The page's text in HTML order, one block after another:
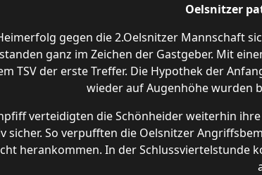
Oelsnitzer
gegen die 2.Oelsnitzer Mannschaft
ganz im Zeichen der Gastgeber. Mit
TSV der erste Treffer. Die Hypothek der
wieder auf Augenhöhe wurden
verteidigten die Schönheider weiterhin
sicher. So verpufften die Oelsnitzer
herankommen. In der Schlussviertelstunde